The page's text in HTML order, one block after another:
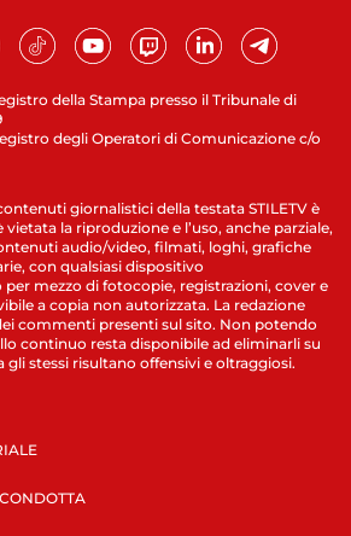
della Stampa presso il Tribunale di
degli Operatori di Comunicazione c/o
giornalistici della testata STILETV è
la riproduzione e l’uso, anche parziale,
audio/video, filmati, loghi, grafiche
con qualsiasi dispositivo
mezzo di fotocopie, registrazioni, cover e
a copia non autorizzata. La redazione
commenti presenti sul sito. Non potendo
continuo resta disponibile ad eliminarli su
gli stessi risultano offensivi e oltraggiosi.